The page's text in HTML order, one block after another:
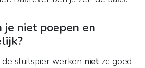
je niet poepen en
sluitspier werken nietzo goed